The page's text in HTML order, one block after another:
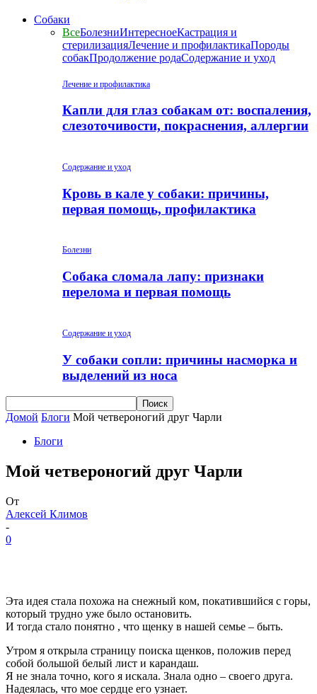
Собаки
ВсеБолезниИнтересноеКастрация и
стерилизацияЛечение и профилактикаПороды
собакПродолжение родаСодержание и уход
Лечение и профилактика
Капли для глаз собакам от: воспаления,
слезоточивости, покраснения, аллергии
Содержание и уход
Кровь в кале у собаки: причины,
первая помощь, профилактика
Болезни
Собака сломала лапу: признаки
перелома и первая помощь
Содержание и уход
У собаки сопли: причины насморка и
выделений из носа
Домой Блоги Мой четвероногий друг Чарли
Блоги
Мой четвероногий друг Чарли
От
Алексей Климов
-
0
Эта идея стала похожа на снежный ком, покатившийся с горы,
который трудно уже было остановить.
И тогда стало понятно , что щенку в нашей семье – быть.
Утром я открыла страницу поиска щенков, положив перед
собой большой белый лист и карандаш.
Я не знала точно, кого я искала. Знала одно – своего друга.
Надеялась, что мое сердце его узнает.